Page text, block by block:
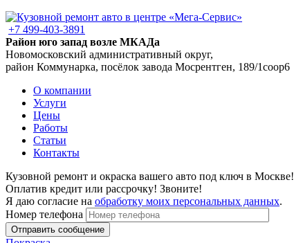
+7 499-403-3891
Район юго запад возле МКАДа
Новомосковский административный округ,
район Коммунарка, посёлок завода Мосрентген, 189/1соор6
О компании
Услуги
Цены
Работы
Статьи
Контакты
Кузовной ремонт и окраска вашего авто под ключ в Москве!
Оплатив кредит или рассрочку! Звоните!
Я даю согласие на обработку моих персональных данных.
Номер телефона